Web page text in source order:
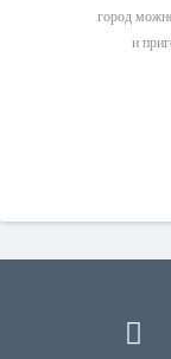
город
и